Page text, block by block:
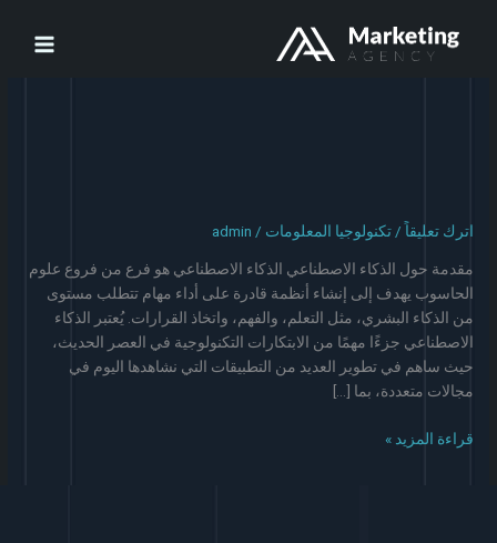
اترك تعليقاً /تكنولوجيا المعلومات /
admin
مقدمة حول الذكاء الاصطناعي الذكاء الاصطناعي هو فرع من فروع علوم
الحاسوب يهدف إلى إنشاء أنظمة قادرة على أداء مهام تتطلب مستوى
من الذكاء البشري، مثل التعلم، والفهم، واتخاذ القرارات. يُعتبر الذكاء
الاصطناعي جزءًا مهمًا من الابتكارات التكنولوجية في العصر الحديث،
حيث ساهم في تطوير العديد من التطبيقات التي نشاهدها اليوم في
مجالات متعددة، بما […]
قراءة المزيد »